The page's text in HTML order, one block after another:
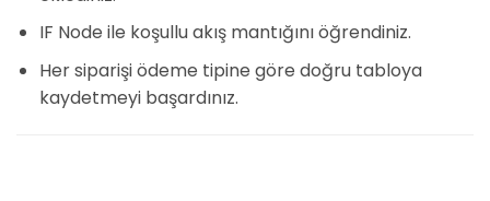
IF Node ile koşullu akış mantığını öğrendiniz.
Her siparişi ödeme tipine göre doğru tabloya
kaydetmeyi başardınız.